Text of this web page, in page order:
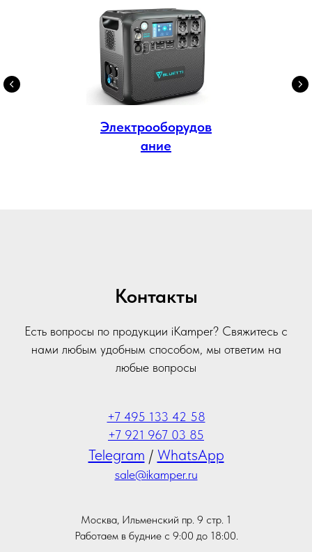
Электрооборудов
ание
Контакты
Есть вопросы по продукции iKamper? Свяжитесь с
нами любым удобным способом, мы ответим на
любые вопросы
+7 495 133 42 58
+7 921 967 03 85
Telegram / WhatsApp
sale@ikamper.ru
Москва, Ильменский пр. 9 стр. 1
Работаем в будние с 9:00 до 18:00.